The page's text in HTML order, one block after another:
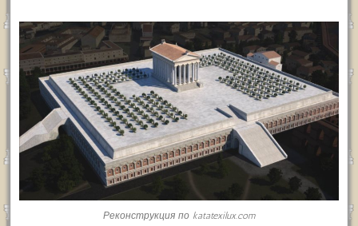
Реконструкция по katatexilux.com